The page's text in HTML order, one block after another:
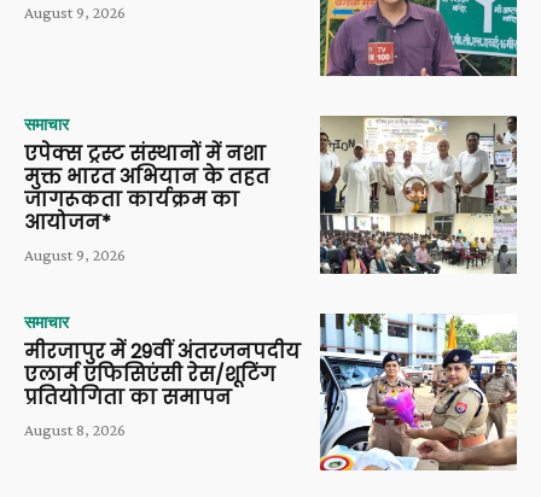
August 9, 2026
समाचार
एपेक्स ट्रस्ट संस्थानों में नशा
मुक्त भारत अभियान के तहत
जागरूकता कार्यक्रम का
आयोजन*
August 9, 2026
समाचार
मीरजापुर में 29वीं अंतरजनपदीय
एलार्म एफिसिएंसी रेस/शूटिंग
प्रतियोगिता का समापन
August 8, 2026